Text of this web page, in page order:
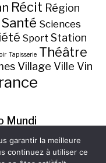
Récit Région
Santé Sciences
Sport Station
Tapisserie Théâtre
Village Ville Vin
Mundi
garantir la meilleure
continuez à utiliser ce